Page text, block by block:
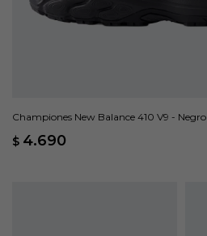
Championes New Balance 410 V9 - Negro
$ 4.690